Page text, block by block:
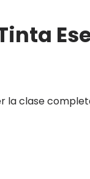
la clase